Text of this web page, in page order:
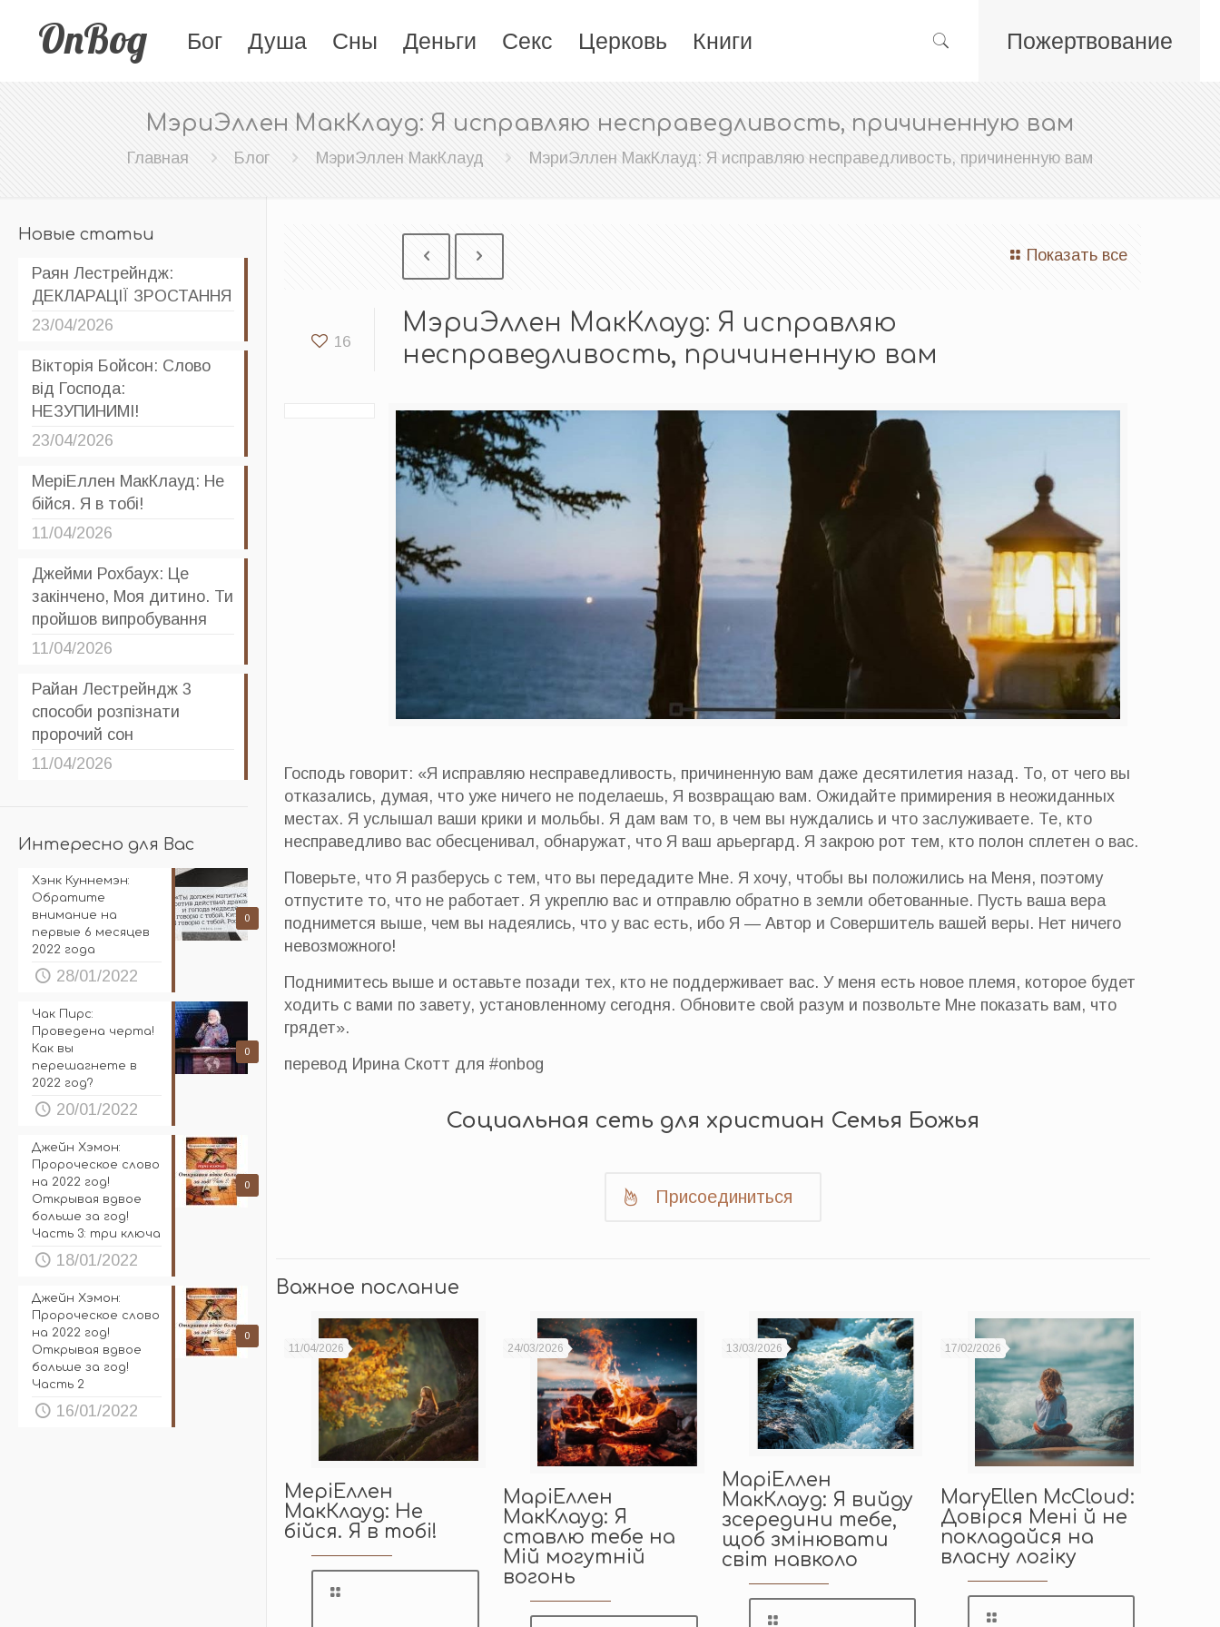
OnBog Бог Душа Сны Деньги Секс Церковь Книги Пожертвование
МэриЭллен МакКлауд: Я исправляю несправедливость, причиненную вам
Главная Блог МэриЭллен МакКлауд МэриЭллен МакКлауд: Я исправляю несправедливость, причиненную вам
Показать все
16
МэриЭллен МакКлауд: Я исправляю
несправедливость, причиненную вам
Господь говорит: «Я исправляю несправедливость, причиненную вам даже десятилетия назад. То, от чего вы
отказались, думая, что уже ничего не поделаешь, Я возвращаю вам. Ожидайте примирения в неожиданных
местах. Я услышал ваши крики и мольбы. Я дам вам то, в чем вы нуждались и что заслуживаете. Те, кто
несправедливо вас обесценивал, обнаружат, что Я ваш арьергард. Я закрою рот тем, кто полон сплетен о вас.
Поверьте, что Я разберусь с тем, что вы передадите Мне. Я хочу, чтобы вы положились на Меня, поэтому
отпустите то, что не работает. Я укреплю вас и отправлю обратно в земли обетованные. Пусть ваша вера
поднимется выше, чем вы надеялись, что у вас есть, ибо Я — Автор и Совершитель вашей веры. Нет ничего
невозможного!
Поднимитесь выше и оставьте позади тех, кто не поддерживает вас. У меня есть новое племя, которое будет
ходить с вами по завету, установленному сегодня. Обновите свой разум и позвольте Мне показать вам, что
грядет».
перевод Ирина Скотт для #onbog
Социальная сеть для христиан Семья Божья
Присоединиться
Важное послание
11/04/2026
МеріЕллен
МакКлауд: Не
бійся. Я в тобі!
24/03/2026
МаріЕллен
МакКлауд: Я
ставлю тебе на
Мій могутній
вогонь
13/03/2026
МаріЕллен
МакКлауд: Я вийду
зсередини тебе,
щоб змінювати
світ навколо
17/02/2026
MaryEllen McCloud:
Довірся Мені й не
покладайся на
власну логіку
Новые статьи
Раян Лестрейндж:
ДЕКЛАРАЦІЇ ЗРОСТАННЯ
23/04/2026
Вікторія Бойсон: Слово
від Господа:
НЕЗУПИНИМІ!
23/04/2026
МеріЕллен МакКлауд: Не
бійся. Я в тобі!
11/04/2026
Джейми Рохбаух: Це
закінчено, Моя дитино. Ти
пройшов випробування
11/04/2026
Райан Лестрейндж 3
способи розпізнати
пророчий сон
11/04/2026
Интересно для Вас
0
Хэнк Куннемэн:
Обратите
внимание на
первые 6 месяцев
2022 года
28/01/2022
0
Чак Пирс:
Проведена черта!
Как вы
перешагнете в
2022 год?
20/01/2022
0
Джейн Хэмон:
Пророческое слово
на 2022 год!
Открывая вдвое
больше за год!
Часть 3: три ключа
18/01/2022
0
Джейн Хэмон:
Пророческое слово
на 2022 год!
Открывая вдвое
больше за год!
Часть 2
16/01/2022